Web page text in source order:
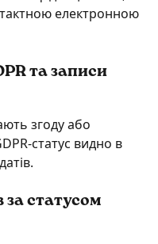
електронною
та записи
згоду або
статус видно в
за статусом